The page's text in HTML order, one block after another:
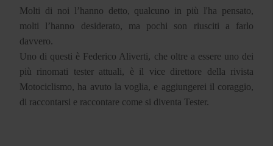
Molti di noi l’hanno detto, qualcuno in più l'ha pensato,
molti l’hanno desiderato, ma pochi son riusciti a farlo
davvero.
Uno di questi è Federico Aliverti, che oltre a essere uno dei
più rinomati tester attuali, è il vice direttore della rivista
Motociclismo, ha avuto la voglia, e aggiungerei il coraggio,
di raccontarsi e raccontare come si diventa Tester.